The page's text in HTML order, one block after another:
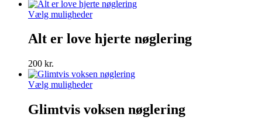
kan
vælges
varesiden
Vælg mulighederDette
har
flere
kan
vælges
varesiden
Alt er love hjerte nøglering
200 kr.
Vælg mulighederDette
har
flere
Glimtvis voksen nøglering